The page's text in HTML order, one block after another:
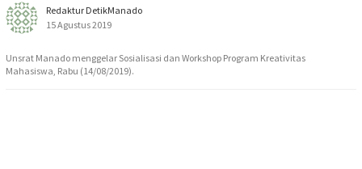
Redaktur DetikManado
15 Agustus 2019
Unsrat Manado menggelar Sosialisasi dan Workshop Program Kreativitas
Mahasiswa, Rabu (14/08/2019).